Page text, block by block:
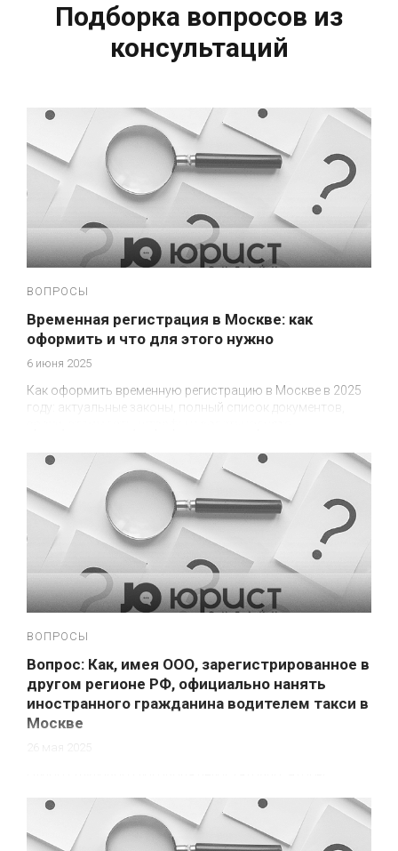
Подборка вопросов из
консультаций
ВОПРОСЫ
Временная регистрация в Москве: как
оформить и что для этого нужно
6 июня 2025
Как оформить временную регистрацию в Москве в 2025
году: актуальные законы, полный список документов,
ВОПРОСЫ
Вопрос: Как, имея ООО, зарегистрированное в
другом регионе РФ, официально нанять
иностранного гражданина водителем такси в
Москве
26 мая 2025
таксистом в Москве (или в Подмосковье), ему
понадобятся три независимые процедуры